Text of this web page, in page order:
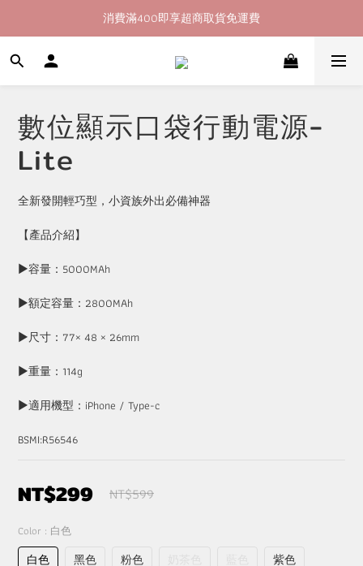
加入會員即送60購物金
消費滿400即享超商取貨免運費
加入會員即送60購物金
數位顯示口袋行動電源-
Lite
全新發開輕巧型，小資族外出必備神器
【產品介紹】
▶容量：5000MAh
▶額定容量：2800MAh
▶尺寸：77× 48 × 26mm
▶重量：114g
▶適用機型：iPhone / Type-c
BSMI:R56546
NT$299 NT$599
Color : 白色
白色 黑色 粉色 紫色